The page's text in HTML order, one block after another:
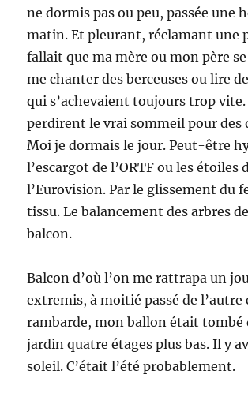
ne dormis pas ou peu, passée une
matin. Et pleurant, réclamant une
fallait que ma mère ou mon père
me chanter des berceuses ou lire
qui s’achevaient toujours trop
perdirent le vrai sommeil pour des
Moi je dormais le jour. Peut-être
l’escargot de l’ORTF ou les étoiles
l’Eurovision. Par le glissement du
tissu. Le balancement des arbres
balcon.
Balcon d’où l’on me rattrapa un
extremis, à moitié passé de l’autre
rambarde, mon ballon était tombé
jardin quatre étages plus bas. Il y
soleil. C’était l’été probablement.